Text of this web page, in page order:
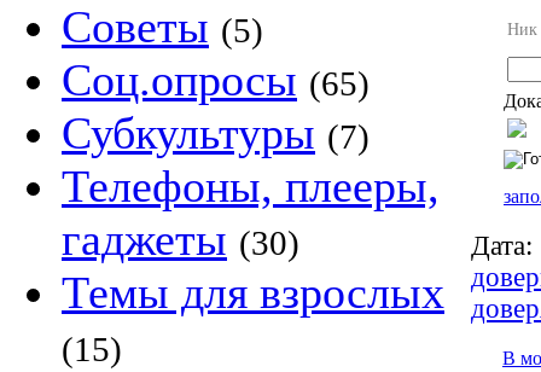
Советы (5)
Соц.опросы (65)
Субкультуры (7)
Телефоны, плееры,
гаджеты (30)
Темы для взрослых
(15)
Ник
Дата:
В